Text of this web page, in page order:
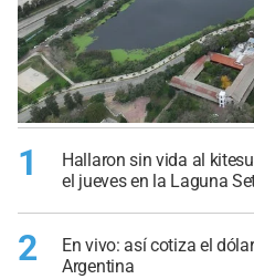
1
Hallaron sin vida al
el jueves en la Laguna
2
En vivo: así cotiza el
Argentina